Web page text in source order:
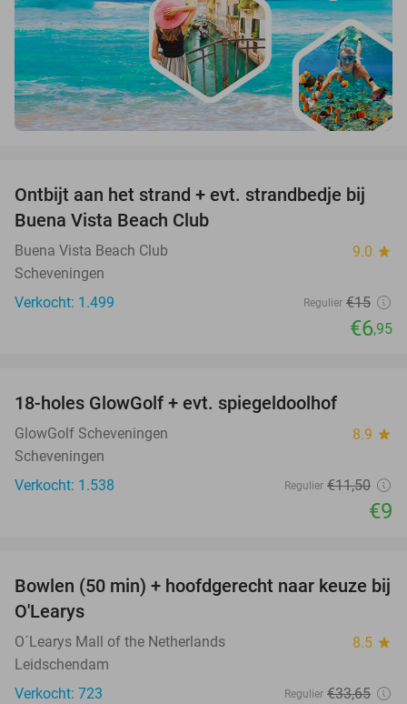
54%
Ontbijt aan het strand + evt. strandbedje bij
Buena Vista Beach Club
Buena Vista Beach Club 9.0 star
Scheveningen
Verkocht: 1.499
Regulier €15
€6,95
18-holes GlowGolf + evt. spiegeldoolhof
GlowGolf Scheveningen 8.9 star
Scheveningen
Verkocht: 1.538
Regulier €11,50
€9
38%
Bowlen (50 min) + hoofdgerecht naar keuze bij
O'Learys
O´Learys Mall of the Netherlands 8.5 star
Leidschendam
Verkocht: 723
Regulier €33,65